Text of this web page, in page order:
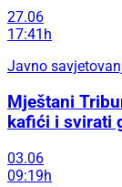
27.06
17:41h
Javno
Mještani
kafići i svirati
03.06
09:19h